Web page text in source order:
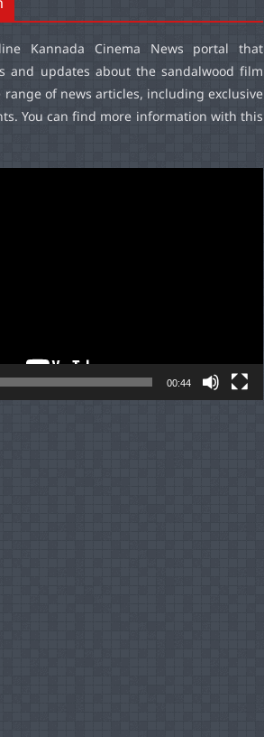
Kannada Cinema News portal that
and updates about the sandalwood film
of news articles, including exclusive
You can find more information with this
00:44